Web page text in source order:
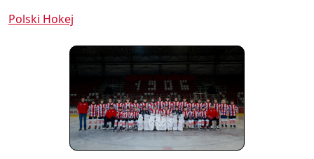
Polski Hokej